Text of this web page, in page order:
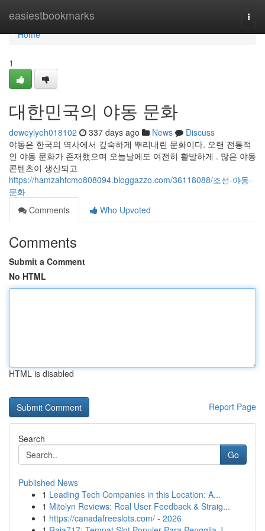
easiestbookmarks
Home
Home
1
대한민국의 야동 문화
deweylyeh018102 337 days ago News
Discuss
야동은 한국의 역사에서 깊숙하게 뿌리내린 문화이다. 오랜 전통적
인 야동 문화가 존재했으며 오늘날에도 여전히 활발하게 . 많은 야동
콘텐츠이 생산되고
https://hamzahfcmo808094.bloggazzo.com/36118088/조선-야동-
문화
Comments
Who Upvoted
Comments
Submit a Comment
No HTML
HTML is disabled
Report Page
Search
Go
Published News
1 Leading Tech Companies in this Location: A...
1 Mitolyn Reviews: Real User Feedback & Straig...
1 https://canadafreeslots.com/ - 2026